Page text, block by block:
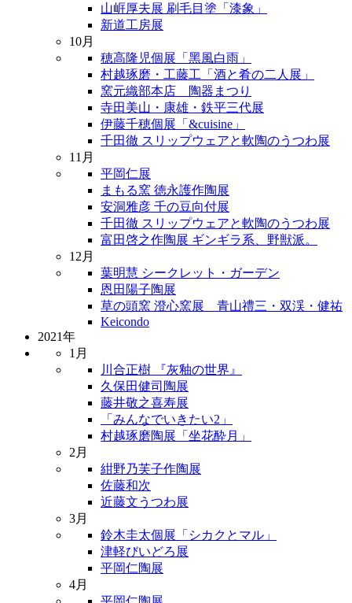
山㟁厚夫展 刷毛目塗「漆象」
新道工房展
10月
穂高隆児個展「黑風白雨」
村越琢磨・工藤工「酒と肴の二人展」
窯元織部本店 陶器まつり
寺田美山・康雄・鉄平三代展
伊藤千穂個展「&cuisine」
千田徹 スリップウェアと軟陶のうつわ展
11月
平岡仁展
まもる窯 徳永護作陶展
安洞雅彦 千の豆向付展
千田徹 スリップウェアと軟陶のうつわ展
富田啓之作陶展 ギンギラ系、野獣派。
12月
葉明慧 シークレット・ガーデン
恩田陽子陶展
草の頭窯 澄心窯展 青山禮三・双渓・健祐
Keicondo
2021年
1月
川合正樹 『灰釉の世界』
久保田健司陶展
藤井敬之喜寿展
「みんなでいきたい2」
村越琢磨陶展「坐花酔月」
2月
紺野乃芙子作陶展
佐藤和次
近藤文うつわ展
3月
鈴木圭太個展「シカクとマル」
津軽びいどろ展
平岡仁陶展
4月